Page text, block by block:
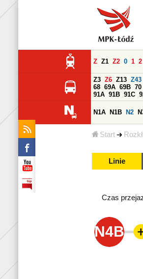
Start
Z Z1 Z2 0 1 2
Z3 Z6 Z13 Z43
68 69A 69B 70
91A 91B 91C
N1A N1B N2
Linie
Czas
N4B